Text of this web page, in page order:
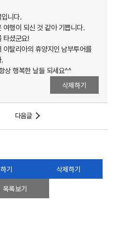
니다.
여행이 되신 것 같아 기쁩니다.
타셨군요!
이탈리아의 휴양지인 남부투어를
.
상 행복한 날들 되세요^^
삭제하기
다음글
기
삭제하기
목록보기